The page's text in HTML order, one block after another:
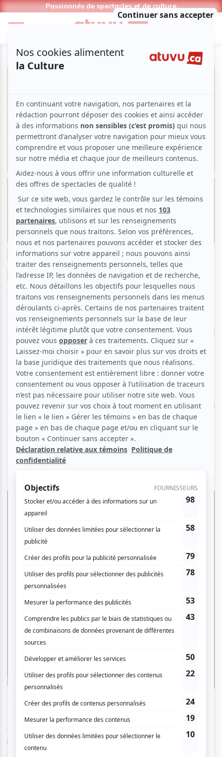
Passionnés de spectacles et de culture
Kendji Girac à l'Olympia de
Montréal | un peu de soleil en
plein hiver montréalais
Musique Divertissement Suggestions musicales
Suggestions de sorties
Par
Clara Bich
| 10 mars 2020 | Photo : Olympia de Montréal |
Contenu original
C’est le chanteur et guitariste français Kendji Girac
qui a apporté un peu de soleil à l’Olympia de
Montréal le 5 mars dernier. Âgé de 23 ans, Kendji
Girac est le vainqueur de The Voice France en 2014.
Il connait rapidement un succès fulgurant avec son
titre « Color Gitano » qui obtient plus de 130 millions
de vues sur YouTube. D’origine catalane, Kendji Girac
fait de la musique pop aux influences flamencas. Son
premier album reste numéro un des ventes pendant
plus de 12 semaines et il figure parmi les 20 albums
les plus vendus en France depuis l’an 2000.
C’est le chanteur québéco-libanaisMory Hatem
(La voix
2019) qui a ouvert le concert en y faisant la première
partie. À travers plusieurs reprises de grands classiques, le
jeune interprète a montré les différents styles qu’il aimait
interpréter. Il a réussi à faire danser la salle sur « Aicha » de